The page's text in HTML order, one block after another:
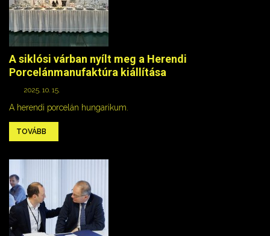
A siklósi várban nyílt meg a Herendi
Porcelánmanufaktúra kiállítása
2025. 10. 15.
A herendi porcelán hungarikum.
TOVÁBB